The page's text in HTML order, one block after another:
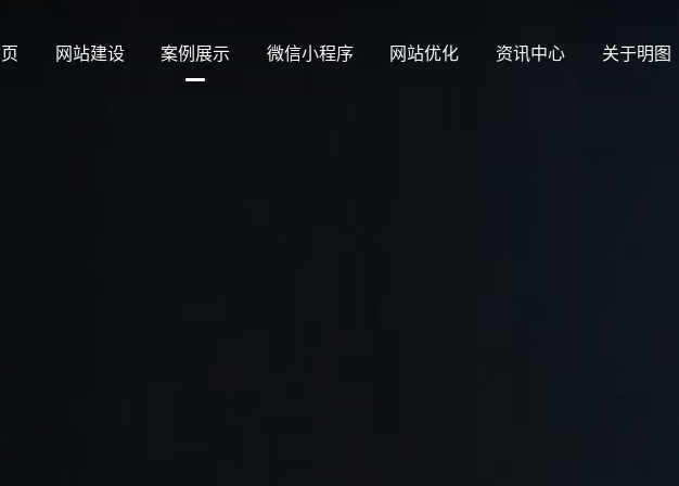
网站建设 案例展示 微信小程序 网站优化 资讯中心 关于明图